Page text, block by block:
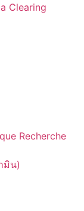
Clearing
Recherche
มิน)